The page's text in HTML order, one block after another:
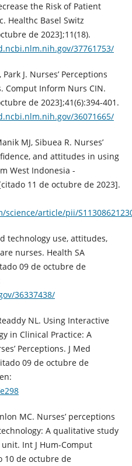
the Risk of Patient
Healthc Basel Switz
de 2023];11(18).
37761753/
Park J. Nurses’ Perceptions
Comput Inform Nurs CIN.
de 2023];41(6):394-401.
36071665/
MJ, Sibuea R. Nurses’
and attitudes in using
West Indonesia -
11 de octubre de 2023].
article/pii/
technology use, attitudes,
nurses. Health SA
09 de octubre de
36337438/
NL. Using Interactive
in Clinical Practice: A
Perceptions. J Med
09 de octubre de
MC. Nurses’ perceptions
A qualitative study
Int J Hum-Comput
10 de octubre de